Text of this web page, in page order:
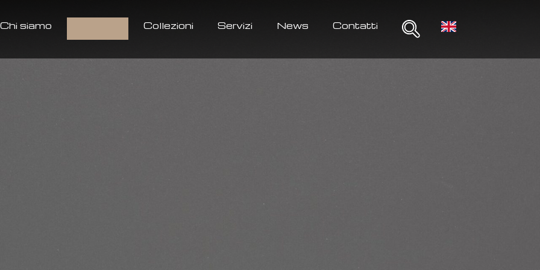
Chi siamo Collezioni Servizi News Contatti